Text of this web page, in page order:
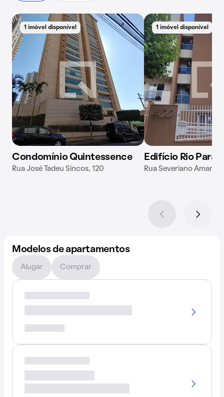
1 imóvel disponível
Condomínio Quintessence
Rua José Tadeu Sincos, 120
1 imóvel disponível
Edifício Rio
Rua Severiano Amaro
Modelos de apartamentos
Alugar Comprar